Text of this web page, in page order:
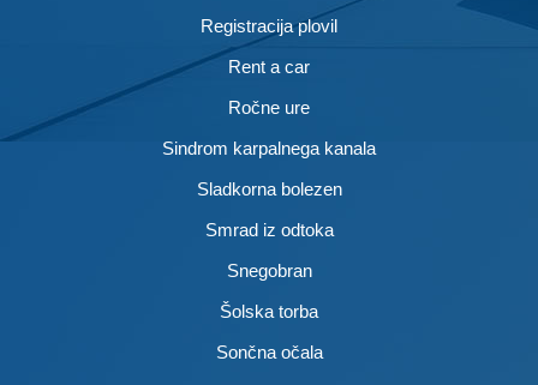
Registracija plovil
Rent a car
Ročne ure
Sindrom karpalnega kanala
Sladkorna bolezen
Smrad iz odtoka
Snegobran
Šolska torba
Sončna očala